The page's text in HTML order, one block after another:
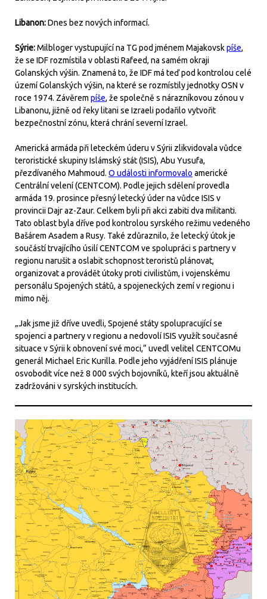
Libanon:Dnes bez nových informací.
Sýrie:Milbloger vystupující na TG pod jménem Majakovskpíše,
že se IDF rozmístila v oblasti Rafeed, na samém okraji
Golanských výšin. Znamená to, že IDF má teď pod kontrolou celé
území Golanských výšin, na které se rozmístily jednotky OSN v
roce 1974. Závěrem píše, že společně s nárazníkovou zónou v
Libanonu, jižně od řeky litani se Izraeli podařilo vytvořit
bezpečnostní zónu, která chrání severní Izrael.
Americká armáda při leteckém úderu v Sýrii zlikvidovala vůdce
teroristické skupiny Islámský stát (ISIS), Abu Yusufa,
přezdívaného Mahmoud. O události informovalo americké
Centrální velení (CENTCOM). Podle jejich sdělení provedla
armáda 19. prosince přesný letecký úder na vůdce ISIS v
provincii Dajr az-Zaur. Celkem byli při akci zabiti dva militanti.
Tato oblast byla dříve pod kontrolou syrského režimu vedeného
Bašárem Asadem a Rusy. Také zdůraznilo, že letecký útok je
součástí trvajícího úsilí CENTCOM ve spolupráci s partnery v
regionu narušit a oslabit schopnost teroristů plánovat,
organizovat a provádět útoky proti civilistům, i vojenskému
personálu Spojených států, a spojeneckých zemí v regionu i
mimo něj.
„Jak jsme již dříve uvedli, Spojené státy spolupracující se
spojenci a partnery v regionu a nedovolí ISIS využít současné
situace v Sýrii k obnovení své moci,“ uvedl velitel CENTCOMu
generál Michael Eric Kurilla. Podle jeho vyjádření ISIS plánuje
osvobodit více než 8 000 svých bojovníků, kteří jsou aktuálně
zadržováni v syrských institucích.